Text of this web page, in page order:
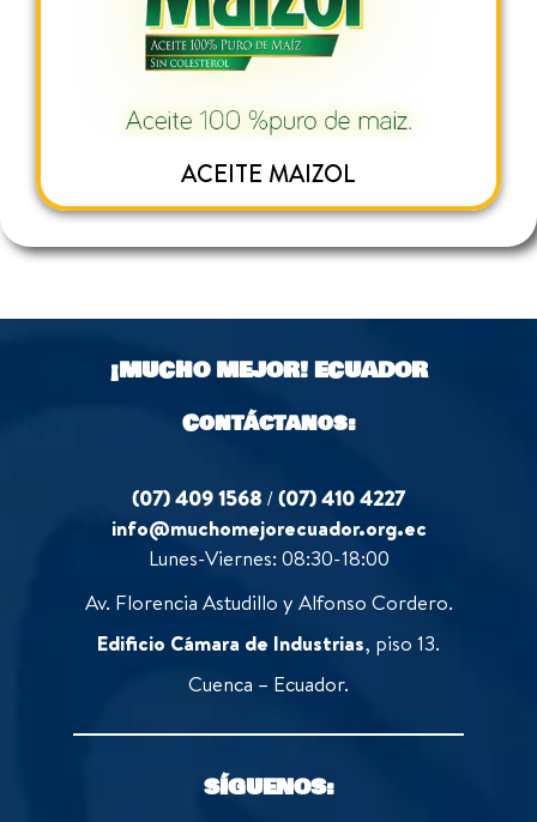
ACEITE MAIZOL
¡MUCHO MEJOR!ECUADOR
Contáctanos:
(07) 409 1568 /(07) 410 4227
info@muchomejorecuador.org.ec
Lunes-Viernes: 08:30-18:00
Av. Florencia Astudillo y Alfonso Cordero.
Edificio Cámara de Industrias, piso 13.
Cuenca – Ecuador.
SÍGUENOS: